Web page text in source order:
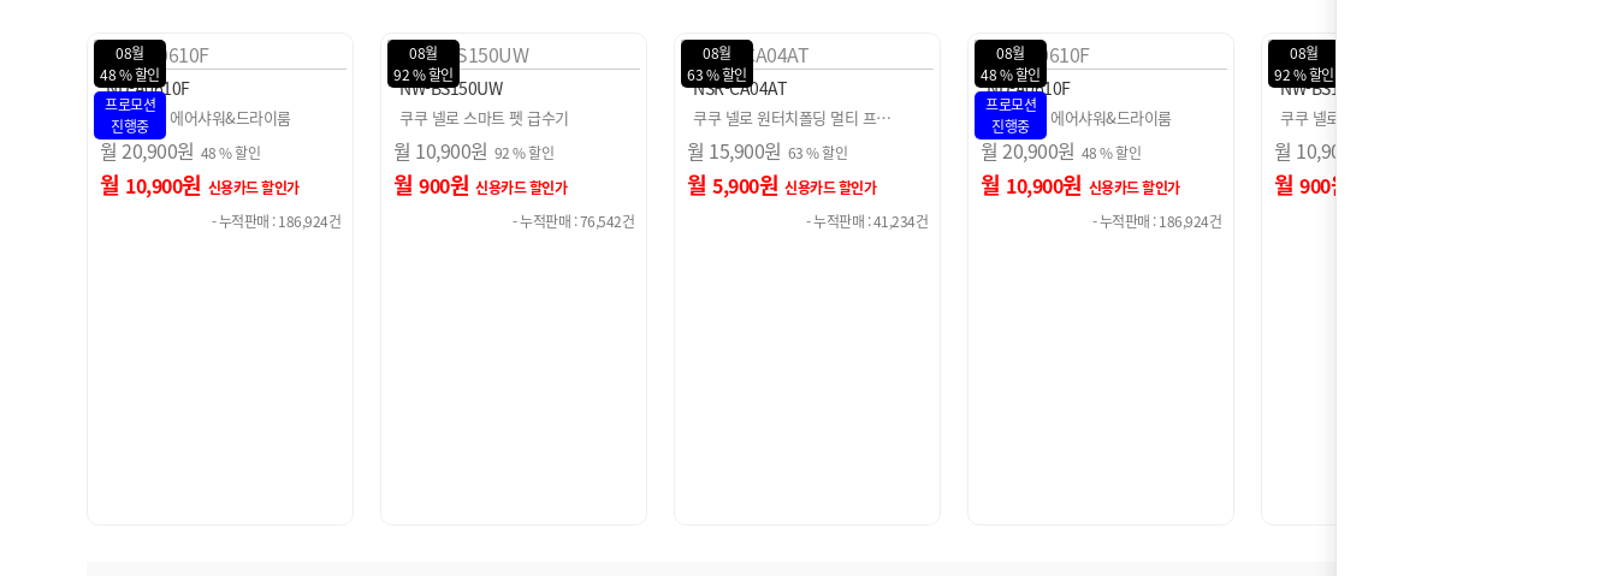
08월
92 % 할인
NW-BS150UW
쿠쿠 넬로 스마트 펫 급수기
월 10,900원 92 % 할인
월 900원 신용카드 할인가
- 누적판매 : 76,542건
08월
63 % 할인
NSR-CA04AT
쿠쿠 넬로 원터치폴딩 멀티 프…
월 15,900원 63 % 할인
월 5,900원 신용카드 할인가
- 누적판매 : 41,234건
08월
48 % 할인
진행중
ND-A0610F
쿠쿠 넬로 에어샤워&드라이룸
월 20,900원 48 % 할인
월 10,900원 신용카드 할인가
- 누적판매 : 186,924건
08월
92 % 할인
NW-BS150UW
쿠쿠 넬로 스마트 펫 급수기
월 10,900원 92 % 할인
월 900원 신용카드 할인가
- 누적판매 : 76,542건
08월
63 % 할인
NSR-CA04AT
쿠쿠 넬로 원터치폴딩 멀티 프…
월 15,900
월 5,900